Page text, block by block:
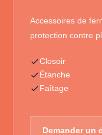
Accessoires de
protection contre
Closoir
Étanche
Faîtage
Demander un